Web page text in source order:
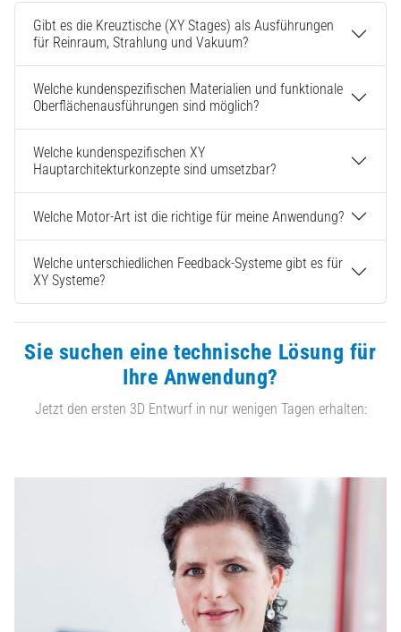
Gibt es die Kreuztische (XY Stages) als Ausführungen
für Reinraum, Strahlung und Vakuum?
Welche kundenspezifischen Materialien und funktionale
Oberflächenausführungen sind möglich?
Welche kundenspezifischen XY
Hauptarchitekturkonzepte sind umsetzbar?
Welche Motor-Art ist die richtige für meine Anwendung?
Welche unterschiedlichen Feedback-Systeme gibt es für
XY Systeme?
Sie suchen eine technische Lösung für
Ihre Anwendung?
Jetzt den ersten 3D Entwurf in nur wenigen Tagen erhalten: